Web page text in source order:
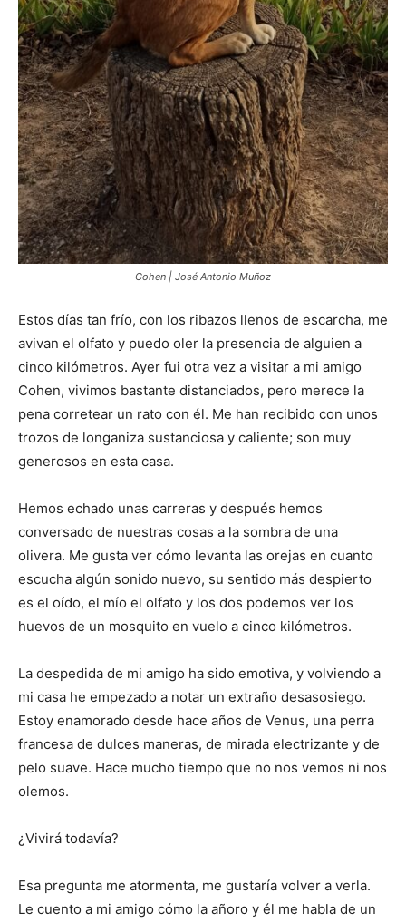
Cohen | José Antonio Muñoz
Estos días tan frío, con los ribazos llenos de escarcha, me
avivan el olfato y puedo oler la presencia de alguien a
cinco kilómetros. Ayer fui otra vez a visitar a mi amigo
Cohen, vivimos bastante distanciados, pero merece la
pena corretear un rato con él. Me han recibido con unos
trozos de longaniza sustanciosa y caliente; son muy
generosos en esta casa.
Hemos echado unas carreras y después hemos
conversado de nuestras cosas a la sombra de una
olivera. Me gusta ver cómo levanta las orejas en cuanto
escucha algún sonido nuevo, su sentido más despierto
es el oído, el mío el olfato y los dos podemos ver los
huevos de un mosquito en vuelo a cinco kilómetros.
La despedida de mi amigo ha sido emotiva, y volviendo a
mi casa he empezado a notar un extraño desasosiego.
Estoy enamorado desde hace años de Venus, una perra
francesa de dulces maneras, de mirada electrizante y de
pelo suave. Hace mucho tiempo que no nos vemos ni nos
olemos.
¿Vivirá todavía?
Esa pregunta me atormenta, me gustaría volver a verla.
Le cuento a mi amigo cómo la añoro y él me habla de un